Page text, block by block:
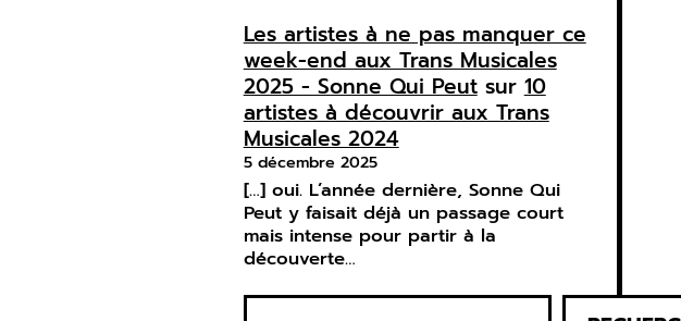
Les artistes à ne pas manquer ce
week-end aux Trans Musicales
2025 - Sonne Qui Peutsur10
artistes à découvrir aux Trans
Musicales 2024
5 décembre 2025
[…] oui. L’année dernière, Sonne Qui
Peut y faisait déjà un passage court
mais intense pour partir à la
découverte…
R